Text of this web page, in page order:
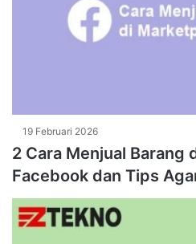
19 Februari 2026
2 Cara Menjual Barang
Facebook dan Tips